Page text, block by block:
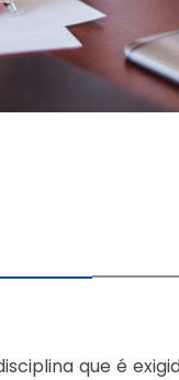
que é